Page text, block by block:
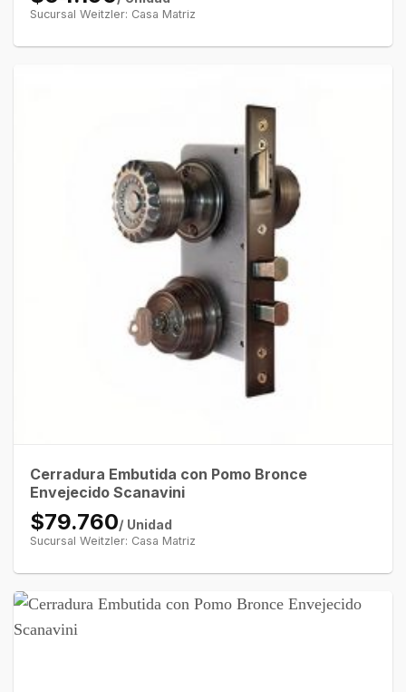
Sucursal Weitzler: Casa Matriz
Cerradura Embutida con Pomo Bronce
Envejecido Scanavini
$79.760/ Unidad
Sucursal Weitzler: Casa Matriz